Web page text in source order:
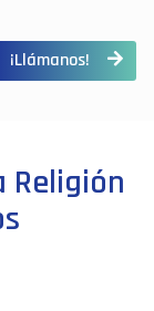
¡Llámanos!
Religión